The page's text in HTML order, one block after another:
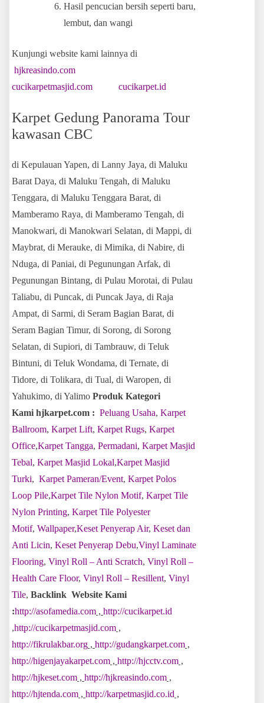
Hasil pencucian bersih seperti baru,
lembut, dan wangi
Kunjungi website kami lainnya di
hjkreasindo.com
cucikarpetmasjid.com
cucikarpet.id
Karpet Gedung Panorama Tour
kawasan CBC
di Kepulauan Yapen, di Lanny Jaya, di Maluku
Barat Daya, di Maluku Tengah, di Maluku
Tenggara, di Maluku Tenggara Barat, di
Mamberamo Raya, di Mamberamo Tengah, di
Manokwari, di Manokwari Selatan, di Mappi, di
Maybrat, di Merauke, di Mimika, di Nabire, di
Nduga, di Paniai, di Pegunungan Arfak, di
Pegunungan Bintang, di Pulau Morotai, di Pulau
Taliabu, di Puncak, di Puncak Jaya, di Raja
Ampat, di Sarmi, di Seram Bagian Barat, di
Seram Bagian Timur, di Sorong, di Sorong
Selatan, di Supiori, di Tambrauw, di Teluk
Bintuni, di Teluk Wondama, di Ternate, di
Tidore, di Tolikara, di Tual, di Waropen, di
Yahukimo, di Yalimo Produk Kategori
Kami hjkarpet.com : Peluang Usaha, Karpet
Ballroom, Karpet Lift, Karpet Rugs, Karpet
Office,Karpet Tangga, Permadani, Karpet Masjid
Tebal, Karpet Masjid Lokal,Karpet Masjid
Turki, Karpet Pameran/Event, Karpet Polos
Loop Pile,Karpet Tile Nylon Motif, Karpet Tile
Nylon Printing, Karpet Tile Polyester
Motif, Wallpaper,Keset Penyerap Air, Keset dan
Anti Licin, Keset Penyerap Debu,Vinyl Laminate
Flooring, Vinyl Roll – Anti Scratch, Vinyl Roll –
Health Care Floor, Vinyl Roll – Resillent, Vinyl
Tile, Backlink Website Kami
:http://asofamedia.com , http://cucikarpet.id
,http://cucikarpetmasjid.com ,
http://fikrulakbar.org , http://gudangkarpet.com ,
http://higenjayakarpet.com , http://hjcctv.com ,
http://hjkeset.com , http://hjkreasindo.com ,
http://hjtenda.com , http://karpetmasjid.co.id ,